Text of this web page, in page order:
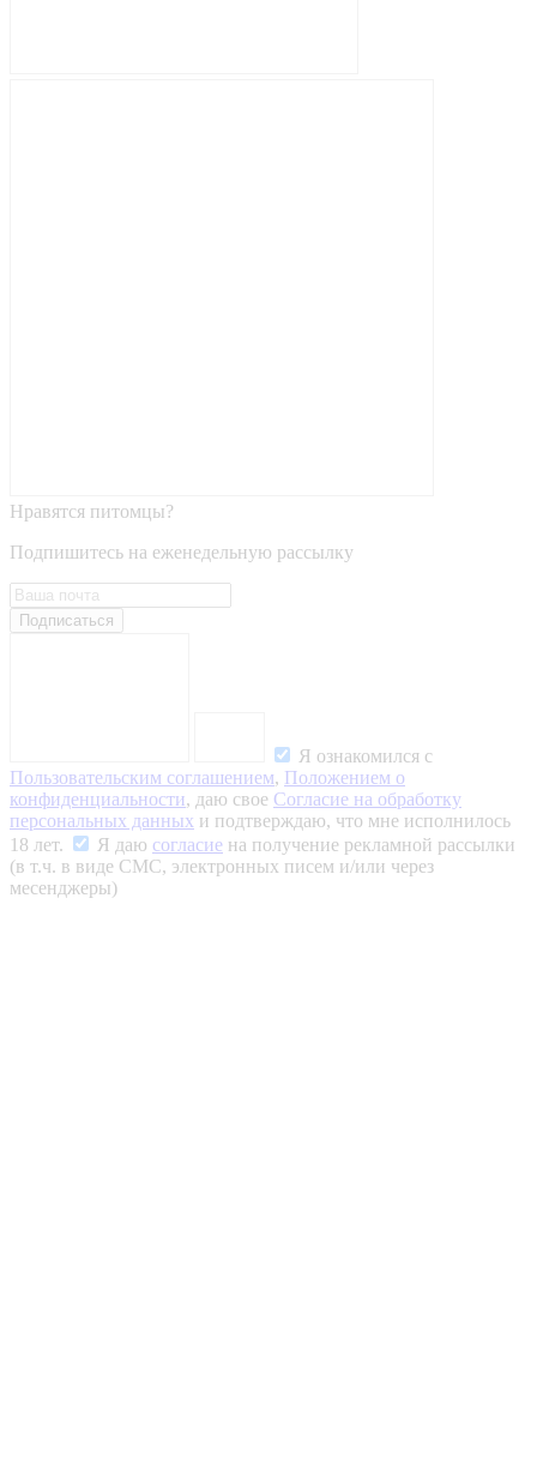
Нравятся питомцы?
Подпишитесь на еженедельную рассылку
Подписаться
Я ознакомился с
Пользовательским соглашением, Положением о
конфиденциальности, даю свое Согласие на обработку
персональных данных и подтверждаю, что мне исполнилось
18 лет.
Я даю согласие на получение рекламной рассылки
(в т.ч. в виде СМС, электронных писем и/или через
месенджеры)